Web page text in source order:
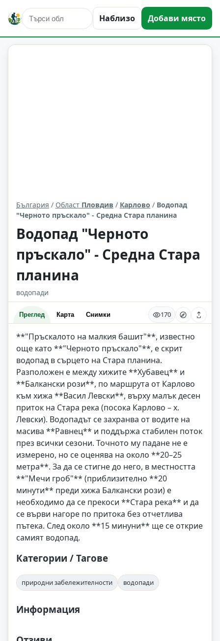
Наблизо Добави място
природни забележителности
Карлово
Област: Пловдив
България / Област Пловдив / Карлово / Водопад
"Черното пръскало" - Средна Стара планина
Водопад "Черното
пръскало" - Средна Стара
планина
водопади
Преглед Карта Снимки 170
**"Пръскалото на малкия башит"**, известно
още като **"Черното пръскало"**, е скрит
водопад в сърцето на Стара планина.
Разположен е между хижите **Хубавец** и
**Балкански рози**, по маршрута от Карлово
към хижа **Васил Левски**, върху малък десен
приток на Стара река (посока Карлово – х.
Левски). Водопадът се захранва от водите на
масива **Равнец** и поддържа стабилен поток
през всички сезони. Точното му падане не е
измерено, но се оценява на около **20–25
метра**. За да се стигне до него, в местността
**"Мечи гроб"** (приблизително **20
минути** преди хижа Балкански рози) е
необходимо да се прекоси **Стара река** и да
се върви нагоре по притока без отчетлива
пътека. След около **15 минуни** ще се открие
самият водопад.
Категории / Тагове
природни забележителности водопади
Информация